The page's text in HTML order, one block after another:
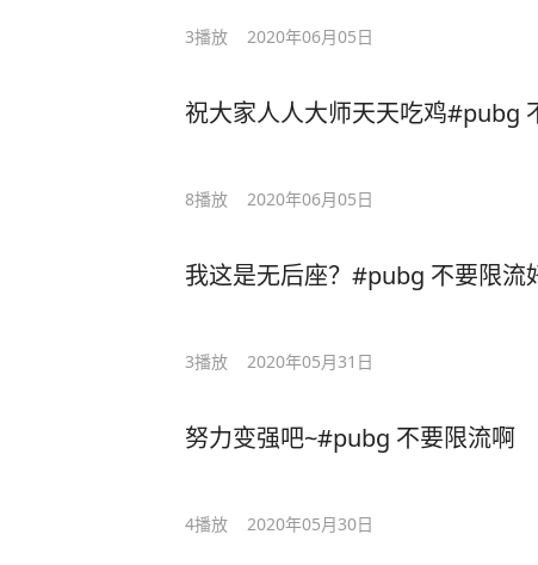
3播放 2020年06月05日
祝大家人人大师天天吃鸡#pubg
8播放 2020年06月05日
我这是无后座？#pubg 不要限流
3播放 2020年05月31日
努力变强吧~#pubg 不要限流啊
4播放 2020年05月30日